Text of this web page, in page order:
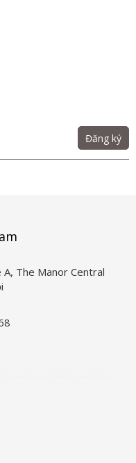
Đăng ký
The Manor Central